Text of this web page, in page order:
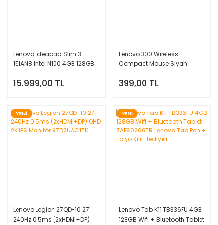
Lenovo Ideapad Slim 3
15IAN8 Intel N100 4GB 128GB
82XB009GTX
15.999,00 TL
Lenovo 300 Wireless
Compact Mouse Siyah
399,00 TL
YENİ
Lenovo Legion 27QD-10 27''
240Hz 0.5ms (2xHDMI+DP)
YENİ
Lenovo Tab K11 TB336FU 4GB
128GB Wifi + Bluetooth Tablet